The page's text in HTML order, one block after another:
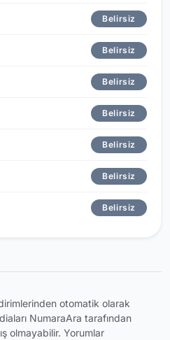
Belirsiz
Belirsiz
Belirsiz
Belirsiz
Belirsiz
Belirsiz
Belirsiz
otomatik olarak
NumaraAra tarafından
olmayabilir. Yorumlar